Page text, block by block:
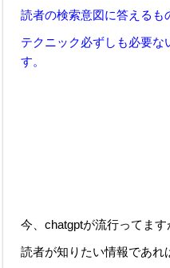
読者の検索意図に答えるも
テクニック必ずしも必要
す。
今、chatgptが流行ってます
読者が知りたい情報であれ